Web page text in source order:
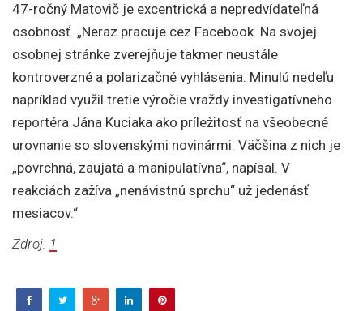
47-ročný Matovič je excentrická a nepredvídateľná
osobnosť. „Neraz pracuje cez Facebook. Na svojej
osobnej stránke zverejňuje takmer neustále
kontroverzné a polarizačné vyhlásenia. Minulú nedeľu
napríklad využil tretie výročie vraždy investigatívneho
reportéra Jána Kuciaka ako príležitosť na všeobecné
urovnanie so slovenskými novinármi. Väčšina z nich je
„povrchná, zaujatá a manipulatívna“, napísal. V
reakciách zažíva „nenávistnú sprchu“ už jedenásť
mesiacov.“
Zdroj: 1